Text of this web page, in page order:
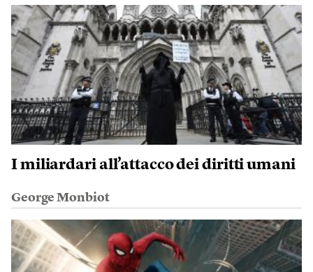
I miliardari all’attacco dei diritti umani
George Monbiot